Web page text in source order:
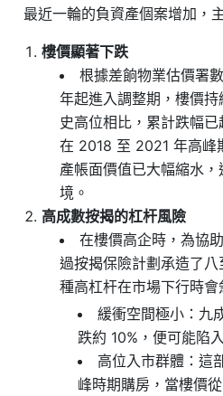
最近一輪的負資產個案增加，
樓價顯著下跌
根據差餉物業估價署
年起進入調整期，樓價
史高位相比，累計跌幅
在 2018 至 2021 年高峰
產帳面價值已大幅縮水
境。
高成數按揭的杠杆風險
在樓價高企時，為協
過按揭保險計劃承造了
種高杠杆在市場下行時會
緩衝空間極小：九
跌約 10%，便可能陷
高位入市群體：這
峰時期購房，當樓價